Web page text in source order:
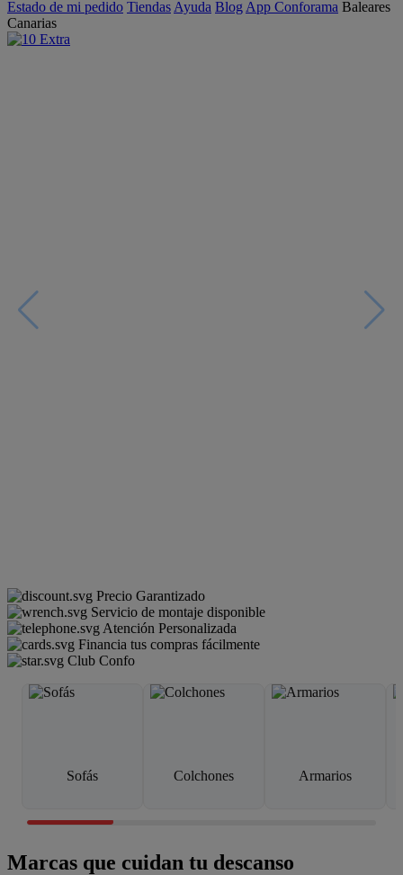
Estado de mi pedido Tiendas Ayuda Blog App Conforama Baleares
Canarias
Precio Garantizado
Servicio de montaje disponible
Atención Personalizada
Financia tus compras fácilmente
Club Confo
Sofás Colchones Armarios
Marcas que cuidan tu descanso